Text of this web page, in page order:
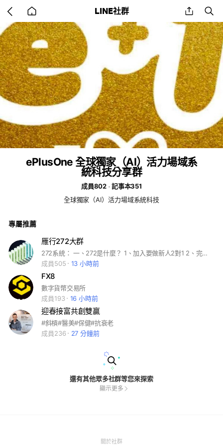
back
to
home
LINE社群 share
ePlusOne 全球獨家（AI）活力場域系
統科技分享群
成員802
記事本351
全球獨家（AI）活力場域系統科技
專屬推薦
雁行272大群
272系統： 一、272是什麼？ 1、加入要做新人2對1 2、完成7人小組 3、手把手教學 二、歡迎你 參與雁行272系統 請加系統網站 https://line.me/R/ti/p/@524zdthy 請勿上傳課程不相關訊息
成員505
13 小時前
FX8
數字貨幣交易所
成員193
16 小時前
迎春接富共創雙贏
#斜槓#醫美#保健#抗衰老
成員236
27 分鐘前
還有其他眾多社群等您來探索
顯示更多
關於社群(Open